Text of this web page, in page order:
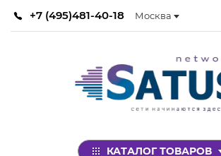
+7 (495)481-40-18 Москва
КАТАЛОГ ТОВАРОВ